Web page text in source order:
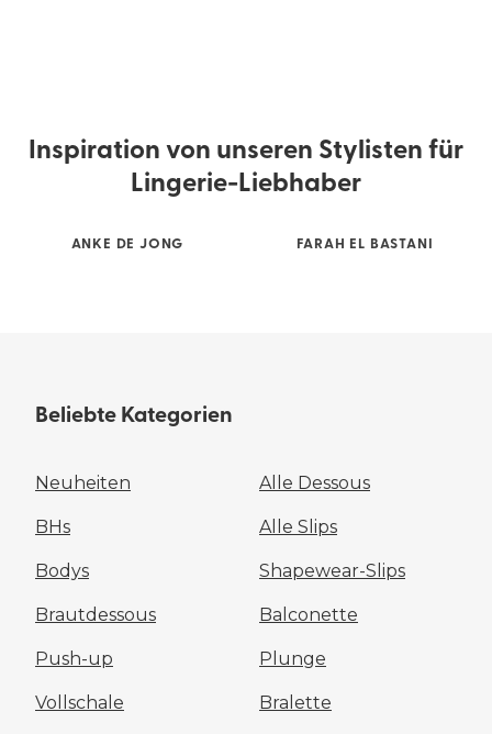
Inspiration von unseren Stylisten für
Lingerie-Liebhaber
ANKE DE JONG FARAH EL BASTANI
Beliebte Kategorien
Neuheiten Alle Dessous
BHs Alle Slips
Bodys Shapewear-Slips
Brautdessous Balconette
Push-up Plunge
Vollschale Bralette